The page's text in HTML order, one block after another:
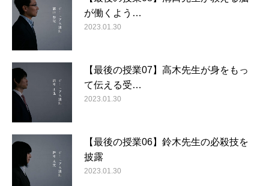
が働くよう…
2023.01.30
【最後の授業07】高木先生が身をもっ
て伝える受…
2023.01.30
【最後の授業06】鈴木先生の必殺技を
披露
2023.01.30